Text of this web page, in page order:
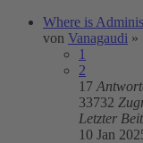
Where is
von Vanagaudi »
1
2
17
33732
Letzter
10 Jan